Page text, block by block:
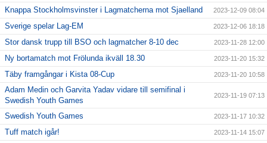
Knappa Stockholmsvinster i Lagmatcherna mot Sjaelland 2023-12-09 08:04
Sverige spelar Lag-EM 2023-12-06 18:18
Stor dansk trupp till BSO och lagmatcher 8-10 dec 2023-11-28 12:00
Ny bortamatch mot Frölunda ikväll 18.30 2023-11-20 15:32
Täby framgångar i Kista 08-Cup 2023-11-20 10:58
Adam Medin och Garvita Yadav vidare till semifinal i
Swedish Youth Games
2023-11-19 07:13
Swedish Youth Games 2023-11-17 10:32
Tuff match igår! 2023-11-14 15:07